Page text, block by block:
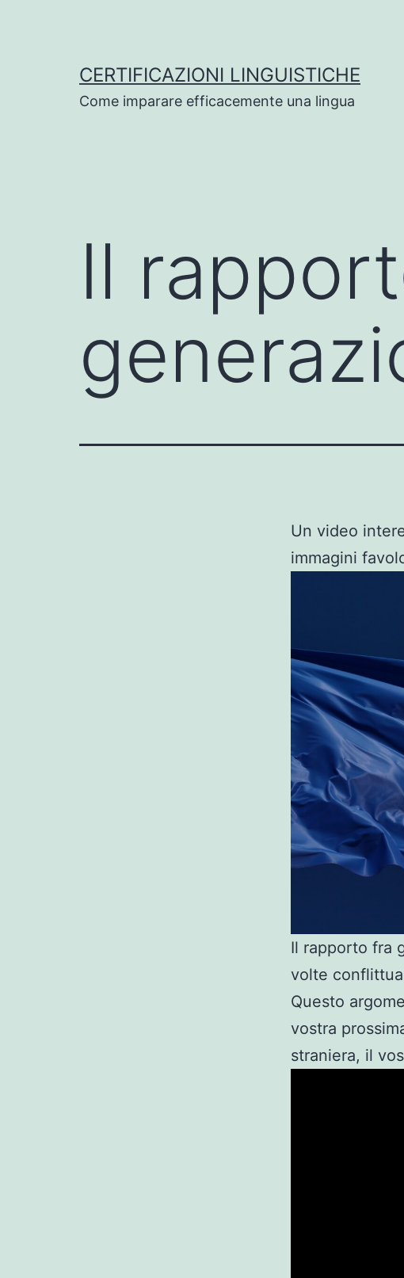
CERTIFICAZIONI LINGUISTICHE
Come imparare efficacemente una lingua
Il
Un video
immagini
Il rapporto fra
volte
Questo
vostra
straniera, il